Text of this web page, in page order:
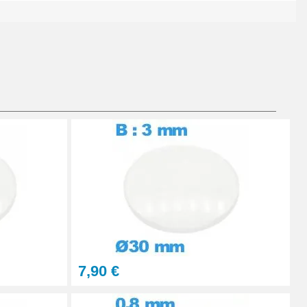
Ajouter au panier
7,90 €